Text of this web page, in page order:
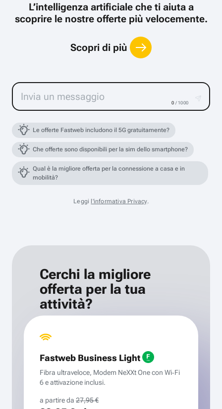
L’intelligenza artificiale che ti aiuta a
scoprire le nostre offerte più velocemente.
Scopri di più
0 / 1000
Le offerte Fastweb includono il 5G gratuitamente?
Che offerte sono disponibili per la sim dello smartphone?
Qual è la migliore offerta per la connessione a casa e in
mobilità?
Leggi l'informativa Privacy.
Cerchi la migliore
offerta per la tua
attività?
Fastweb Business Light
Fibra ultraveloce, Modem NeXXt One con Wi‑Fi
6 e attivazione inclusi.
a partire da 27,95 €